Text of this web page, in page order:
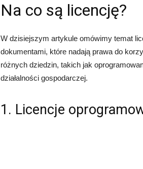
Na co są licencję?
W dzisiejszym artykule omówimy temat
dokumentami, które nadają prawa do
różnych dziedzin, takich jak
działalności gospodarczej.
1. Licencje